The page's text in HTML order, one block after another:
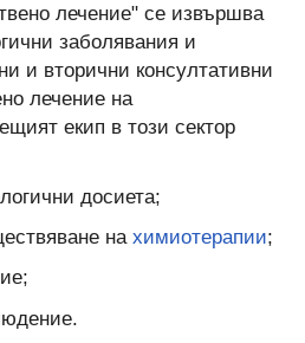
лечение" се извършва
заболявания и
и вторични консултативни
лечение на
екип в този сектор
досиета;
на химиотерапии;